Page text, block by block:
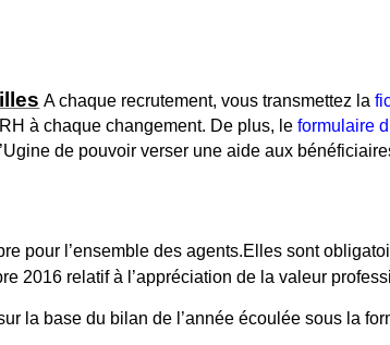
A chaque recrutement, vous transmettez la
à chaque changement. De plus, leformulaire
de pouvoir verser une aide aux
pour l’ensemble des agents.Elles sont
2016 relatif à l’appréciation de la valeur
la base du bilan de l’année écoulée sous la